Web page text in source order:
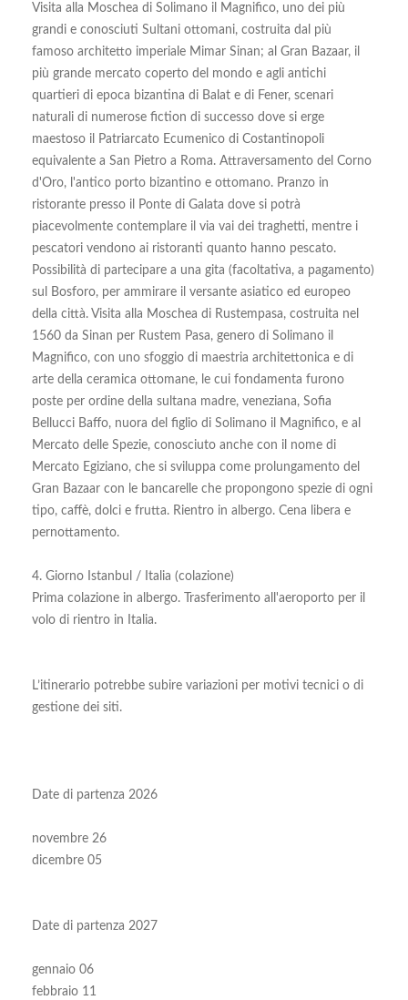
Visita alla Moschea di Solimano il Magnifico, uno dei più
grandi e conosciuti Sultani ottomani, costruita dal più
famoso architetto imperiale Mimar Sinan; al Gran Bazaar, il
più grande mercato coperto del mondo e agli antichi
quartieri di epoca bizantina di Balat e di Fener, scenari
naturali di numerose fiction di successo dove si erge
maestoso il Patriarcato Ecumenico di Costantinopoli
equivalente a San Pietro a Roma. Attraversamento del Corno
d'Oro, l'antico porto bizantino e ottomano. Pranzo in
ristorante presso il Ponte di Galata dove si potrà
piacevolmente contemplare il via vai dei traghetti, mentre i
pescatori vendono ai ristoranti quanto hanno pescato.
Possibilità di partecipare a una gita (facoltativa, a pagamento)
sul Bosforo, per ammirare il versante asiatico ed europeo
della città. Visita alla Moschea di Rustempasa, costruita nel
1560 da Sinan per Rustem Pasa, genero di Solimano il
Magnifico, con uno sfoggio di maestria architettonica e di
arte della ceramica ottomane, le cui fondamenta furono
poste per ordine della sultana madre, veneziana, Sofia
Bellucci Baffo, nuora del figlio di Solimano il Magnifico, e al
Mercato delle Spezie, conosciuto anche con il nome di
Mercato Egiziano, che si sviluppa come prolungamento del
Gran Bazaar con le bancarelle che propongono spezie di ogni
tipo, caffè, dolci e frutta. Rientro in albergo. Cena libera e
pernottamento.
4. Giorno Istanbul / Italia (colazione)
Prima colazione in albergo. Trasferimento all'aeroporto per il
volo di rientro in Italia.
L’itinerario potrebbe subire variazioni per motivi tecnici o di
gestione dei siti.
Date di partenza 2026
novembre 26
dicembre 05
Date di partenza 2027
gennaio 06
febbraio 11